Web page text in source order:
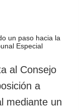
y
de
al Consejo
a
mediante un